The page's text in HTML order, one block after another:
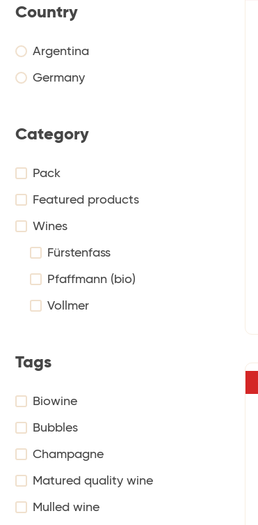
Country
Argentina
Germany
Category
Pack
Featured products
Wines
Fürstenfass
Pfaffmann (bio)
Vollmer
Tags
Biowine
Bubbles
Champagne
Matured quality wine
Mulled wine